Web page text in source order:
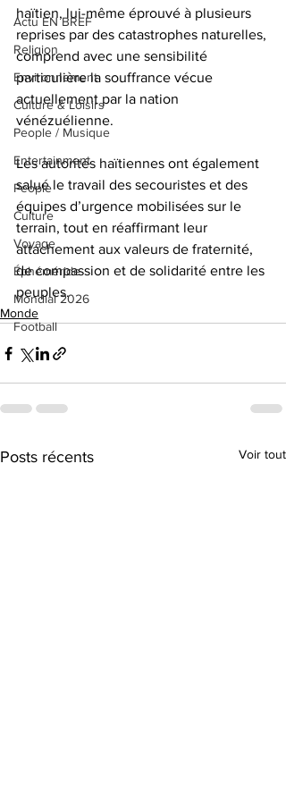
Actu EN BREF
Religion
Environnement
Culture & Loisirs
People / Musique
Entertainment
People
Culture
Voyage
Éphéméride
Mondial 2026
Football
haïtien, lui-même éprouvé à plusieurs
reprises par des catastrophes naturelles,
comprend avec une sensibilité
particulière la souffrance vécue
actuellement par la nation
vénézuélienne.
Les autorités haïtiennes ont également
salué le travail des secouristes et des
équipes d’urgence mobilisées sur le
terrain, tout en réaffirmant leur
attachement aux valeurs de fraternité,
de compassion et de solidarité entre les
peuples.
Monde
Posts récents Voir tout